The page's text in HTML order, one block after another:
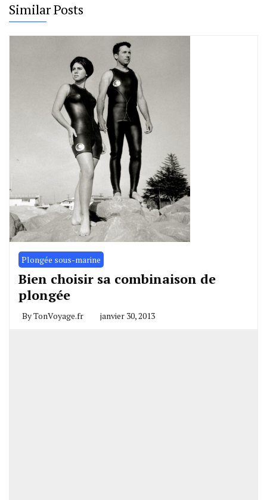
Similar Posts
Plongée sous-marine
Bien choisir sa combinaison de
plongée
ByTonVoyage.fr janvier 30, 2013